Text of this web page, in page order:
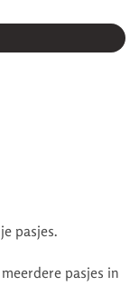
pasjes.
pasjes in